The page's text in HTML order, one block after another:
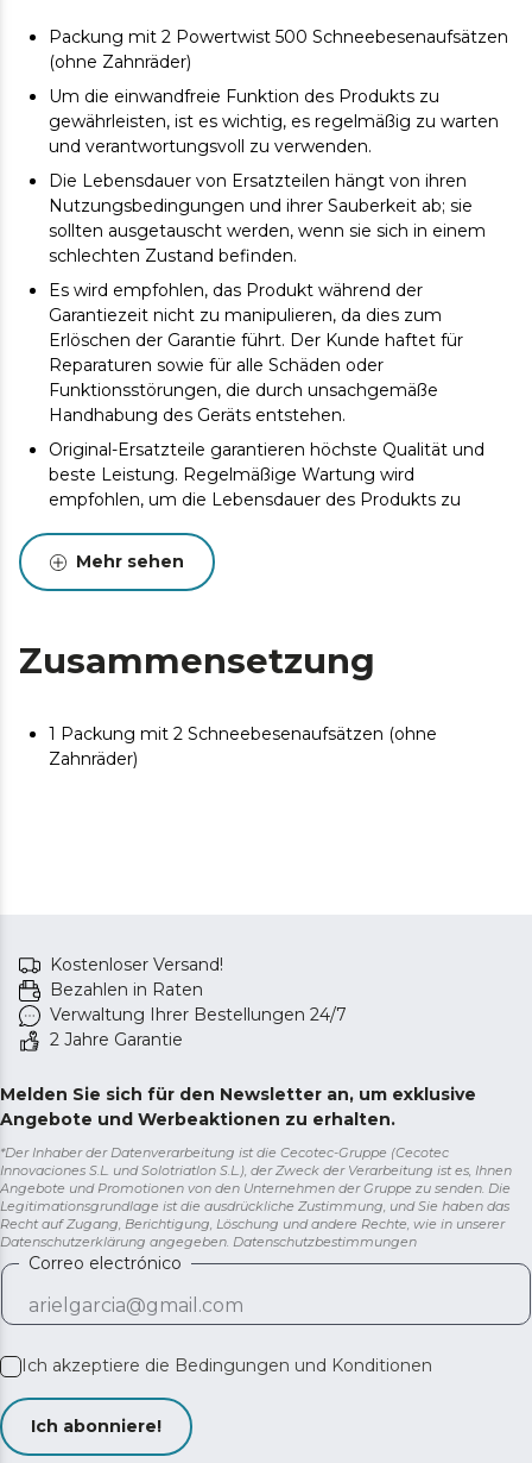
Packung mit 2 Powertwist 500 Schneebesenaufsätzen
(ohne Zahnräder)
Um die einwandfreie Funktion des Produkts zu
gewährleisten, ist es wichtig, es regelmäßig zu warten
und verantwortungsvoll zu verwenden.
Die Lebensdauer von Ersatzteilen hängt von ihren
Nutzungsbedingungen und ihrer Sauberkeit ab; sie
sollten ausgetauscht werden, wenn sie sich in einem
schlechten Zustand befinden.
Es wird empfohlen, das Produkt während der
Garantiezeit nicht zu manipulieren, da dies zum
Erlöschen der Garantie führt. Der Kunde haftet für
Reparaturen sowie für alle Schäden oder
Funktionsstörungen, die durch unsachgemäße
Handhabung des Geräts entstehen.
Original-Ersatzteile garantieren höchste Qualität und
beste Leistung. Regelmäßige Wartung wird
empfohlen, um die Lebensdauer des Produkts zu
Mehr sehen
Zusammensetzung
1 Packung mit 2 Schneebesenaufsätzen (ohne
Zahnräder)
Kostenloser Versand!
Bezahlen in Raten
Verwaltung Ihrer Bestellungen 24/7
2 Jahre Garantie
Melden Sie sich für den Newsletter an, um exklusive
Angebote und Werbeaktionen zu erhalten.
*Der Inhaber der Datenverarbeitung ist die Cecotec-Gruppe (Cecotec
Innovaciones S.L. und Solotriatlon S.L.), der Zweck der Verarbeitung ist es, Ihnen
Angebote und Promotionen von den Unternehmen der Gruppe zu senden. Die
Legitimationsgrundlage ist die ausdrückliche Zustimmung, und Sie haben das
Recht auf Zugang, Berichtigung, Löschung und andere Rechte, wie in unserer
Datenschutzerklärung angegeben. Datenschutzbestimmungen
Correo electrónico
Ich akzeptiere die Bedingungen und Konditionen
Ich abonniere!